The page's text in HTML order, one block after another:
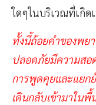
ใดๆในบริเวณที่เกิด
ทั้งนี้ถ้อยคำของพย
ปลอดภัยมีความสอ
การพูดคุยและแยก
เดินกลับเข้ามาในพื้